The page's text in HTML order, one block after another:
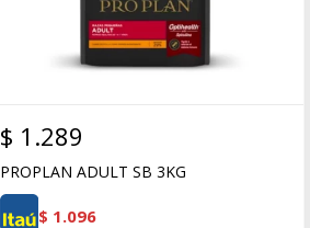
$ 1.289
PROPLAN ADULT SB 3KG
$ 1.096